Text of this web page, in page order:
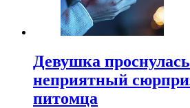
Девушка
неприятный
питомца